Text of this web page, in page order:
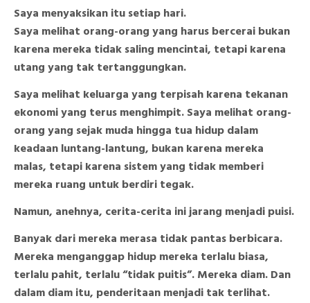
Saya menyaksikan itu setiap hari.
Saya melihat orang-orang yang harus bercerai bukan
karena mereka tidak saling mencintai, tetapi karena
utang yang tak tertanggungkan.
Saya melihat keluarga yang terpisah karena tekanan
ekonomi yang terus menghimpit. Saya melihat orang-
orang yang sejak muda hingga tua hidup dalam
keadaan luntang-lantung, bukan karena mereka
malas, tetapi karena sistem yang tidak memberi
mereka ruang untuk berdiri tegak.
Namun, anehnya, cerita-cerita ini jarang menjadi puisi.
Banyak dari mereka merasa tidak pantas berbicara.
Mereka menganggap hidup mereka terlalu biasa,
terlalu pahit, terlalu “tidak puitis”. Mereka diam. Dan
dalam diam itu, penderitaan menjadi tak terlihat.